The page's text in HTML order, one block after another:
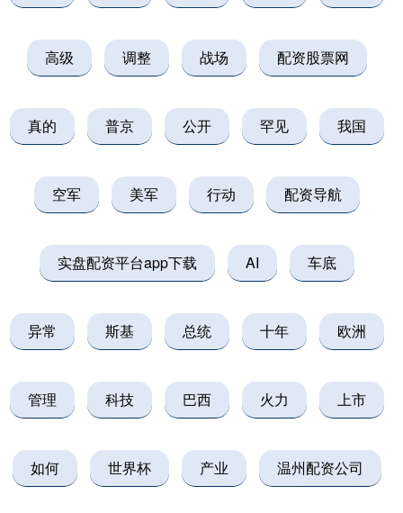
高级 调整 战场 配资股票网
真的 普京 公开 罕见 我国
空军 美军 行动 配资导航
实盘配资平台app下载 AI 车底
异常 斯基 总统 十年 欧洲
管理 科技 巴西 火力 上市
如何 世界杯 产业 温州配资公司